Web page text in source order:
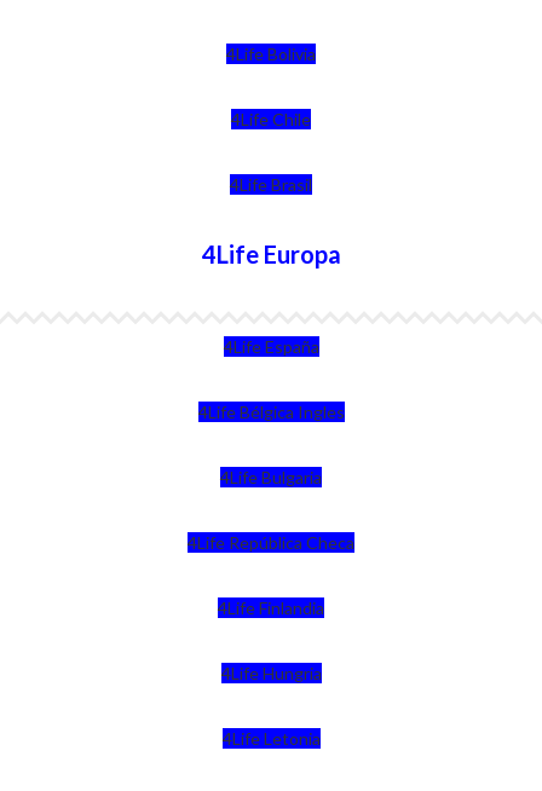
4Life Bolivia
4Life Chile
4Life Brasil
4Life Europa
4Life España
4Life Bélgica Ingles
4Life Bulgaria
4Life República Checa
4Life Finlandia
4Life Hungria
4Life Letonia